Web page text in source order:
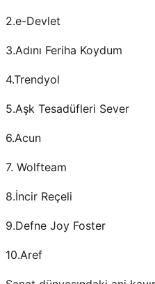
2.e-Devlet
3.Adını Feriha Koydum
4.Trendyol
5.Aşk Tesadüfleri Sever
6.Acun
7. Wolfteam
8.İncir Reçeli
9.Defne Joy Foster
10.Aref